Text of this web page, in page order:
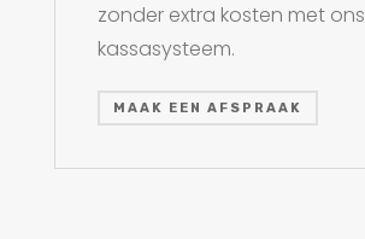
zonder extra kosten met ons
kassasysteem.
MAAK EEN AFSPRAAK